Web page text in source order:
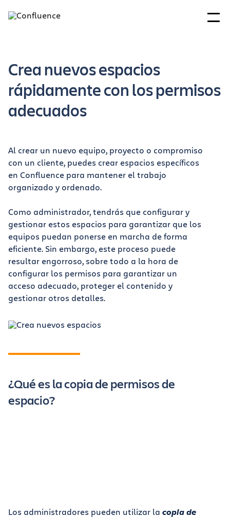
Crea nuevos espacios
rápidamente con los permisos
adecuados
Al crear un nuevo equipo, proyecto o compromiso
con un cliente, puedes crear espacios específicos
en Confluence para mantener el trabajo
organizado y ordenado.
Como administrador, tendrás que configurar y
gestionar estos espacios para garantizar que los
equipos puedan ponerse en marcha de forma
eficiente. Sin embargo, este proceso puede
resultar engorroso, sobre todo a la hora de
configurar los permisos para garantizar un
acceso adecuado, proteger el contenido y
gestionar otros detalles.
¿Qué es la copia de permisos de
espacio?
Los administradores pueden utilizar la copia de